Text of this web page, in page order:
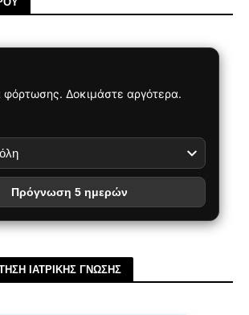
Δοκιμάστε αργότερα.
Πρόγνωση 5 ημερών
ΙΑΤΡΙΚΗΣ ΓΝΩΣΗΣ